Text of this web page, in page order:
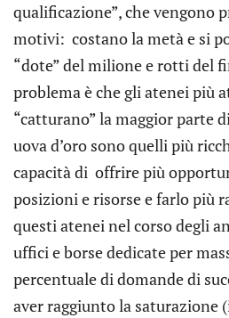
qualificazione”, che vengono
motivi: costano la metà e si
“dote” del milione e rotti del
problema è che gli atenei più
“catturano” la maggior parte
uova d’oro sono quelli più
capacità di offrire più
posizioni e risorse e farlo più
questi atenei nel corso degli
uffici e borse dedicate per
percentuale di domande di
aver raggiunto la saturazione